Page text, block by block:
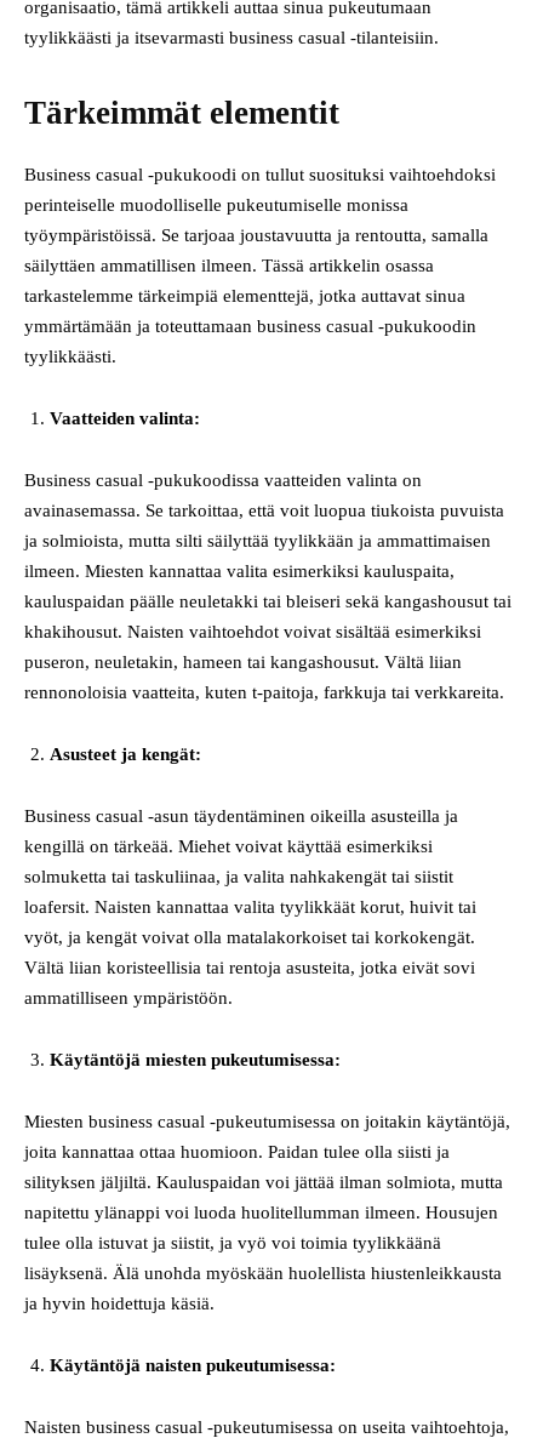
organisaatio, tämä artikkeli auttaa sinua pukeutumaan
tyylikkäästi ja itsevarmasti business casual -tilanteisiin.
Tärkeimmät elementit
Business casual -pukukoodi on tullut suosituksi vaihtoehdoksi
perinteiselle muodolliselle pukeutumiselle monissa
työympäristöissä. Se tarjoaa joustavuutta ja rentoutta, samalla
säilyttäen ammatillisen ilmeen. Tässä artikkelin osassa
tarkastelemme tärkeimpiä elementtejä, jotka auttavat sinua
ymmärtämään ja toteuttamaan business casual -pukukoodin
tyylikkäästi.
Vaatteiden valinta:
Business casual -pukukoodissa vaatteiden valinta on
avainasemassa. Se tarkoittaa, että voit luopua tiukoista puvuista
ja solmioista, mutta silti säilyttää tyylikkään ja ammattimaisen
ilmeen. Miesten kannattaa valita esimerkiksi kauluspaita,
kauluspaidan päälle neuletakki tai bleiseri sekä kangashousut tai
khakihousut. Naisten vaihtoehdot voivat sisältää esimerkiksi
puseron, neuletakin, hameen tai kangashousut. Vältä liian
rennonoloisia vaatteita, kuten t-paitoja, farkkuja tai verkkareita.
Asusteet ja kengät:
Business casual -asun täydentäminen oikeilla asusteilla ja
kengillä on tärkeää. Miehet voivat käyttää esimerkiksi
solmuketta tai taskuliinaa, ja valita nahkakengät tai siistit
loafersit. Naisten kannattaa valita tyylikkäät korut, huivit tai
vyöt, ja kengät voivat olla matalakorkoiset tai korkokengät.
Vältä liian koristeellisia tai rentoja asusteita, jotka eivät sovi
ammatilliseen ympäristöön.
Käytäntöjä miesten pukeutumisessa:
Miesten business casual -pukeutumisessa on joitakin käytäntöjä,
joita kannattaa ottaa huomioon. Paidan tulee olla siisti ja
silityksen jäljiltä. Kauluspaidan voi jättää ilman solmiota, mutta
napitettu ylänappi voi luoda huolitellumman ilmeen. Housujen
tulee olla istuvat ja siistit, ja vyö voi toimia tyylikkäänä
lisäyksenä. Älä unohda myöskään huolellista hiustenleikkausta
ja hyvin hoidettuja käsiä.
Käytäntöjä naisten pukeutumisessa:
Naisten business casual -pukeutumisessa on useita vaihtoehtoja,